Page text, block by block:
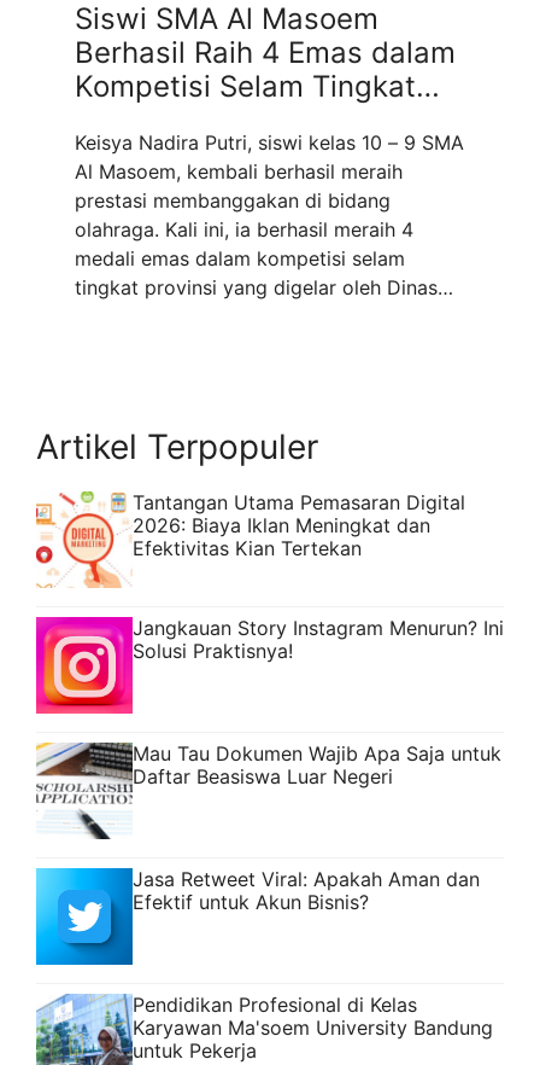
Siswi SMA Al Masoem
Berhasil Raih 4 Emas dalam
Kompetisi Selam Tingkat
Keisya Nadira Putri, siswi kelas 10 – 9 SMA
Al Masoem, kembali berhasil meraih
prestasi membanggakan di bidang
olahraga. Kali ini, ia berhasil meraih 4
medali emas dalam kompetisi selam
tingkat provinsi yang digelar oleh Dinas
Artikel Terpopuler
Tantangan Utama Pemasaran Digital
2026: Biaya Iklan Meningkat dan
Efektivitas Kian Tertekan
Jangkauan Story Instagram Menurun? Ini
Solusi Praktisnya!
Mau Tau Dokumen Wajib Apa Saja untuk
Daftar Beasiswa Luar Negeri
Jasa Retweet Viral: Apakah Aman dan
Efektif untuk Akun Bisnis?
Pendidikan Profesional di Kelas
Karyawan Ma'soem University Bandung
untuk Pekerja